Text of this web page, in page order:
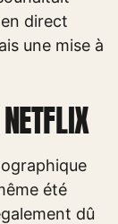
direct
une mise à
été
dû